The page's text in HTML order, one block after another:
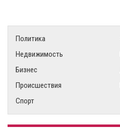
Политика
Недвижимость
Бизнес
Происшествия
Спорт